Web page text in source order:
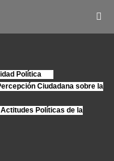
Política
Ciudadana sobre la
Políticas de la